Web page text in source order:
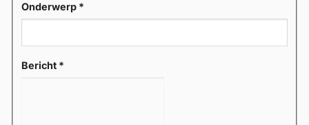
Onderwerp *
Bericht *